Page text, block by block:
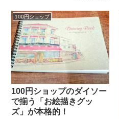
3coinsグッズをユーザーにピッ
クアップしてもらいました！ 買
って損はないお...
100円ショップ
100円ショップのダイソー
で揃う「お絵描きグッ
ズ」が本格的！